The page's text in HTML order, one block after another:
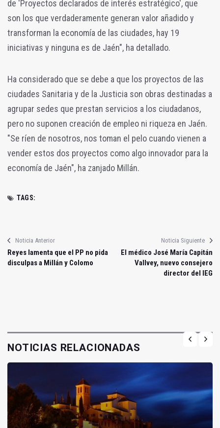
de 'Proyectos declarados de interés estratégico', que
son los que verdaderamente generan valor añadido y
transforman la economía de las ciudades, hay 19
iniciativas y ninguna es de Jaén", ha detallado.
Ha considerado que se debe a que los proyectos de las
ciudades Sanitaria y de la Justicia son obras destinadas a
agrupar sedes que prestan servicios a los ciudadanos,
pero no suponen creación de empleo ni riqueza en Jaén.
"Se ríen de nosotros, nos toman el pelo cuando vienen a
vender estos dos proyectos como algo innovador para la
economía de Jaén", ha zanjado Millán.
TAGS:
Noticia Anterior
Reyes lamenta que el PP no pida
disculpas a Millán y Colomo
Noticia Siguiente
El médico José María Capitán
Vallvey, nuevo consejero
director del IEG
NOTICIAS RELACIONADAS